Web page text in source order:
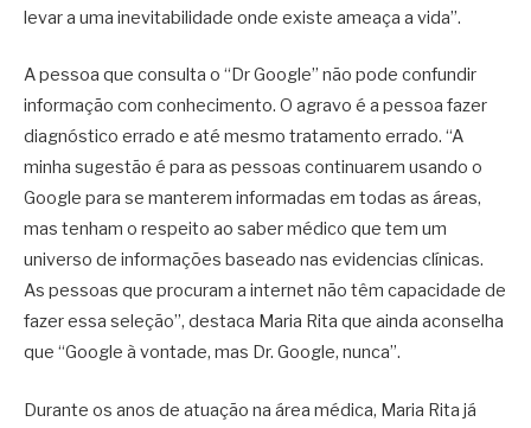
levar a uma inevitabilidade onde existe ameaça a vida”.
A pessoa que consulta o “Dr Google” não pode confundir
informação com conhecimento. O agravo é a pessoa fazer
diagnóstico errado e até mesmo tratamento errado. “A
minha sugestão é para as pessoas continuarem usando o
Google para se manterem informadas em todas as áreas,
mas tenham o respeito ao saber médico que tem um
universo de informações baseado nas evidencias clínicas.
As pessoas que procuram a internet não têm capacidade de
fazer essa seleção”, destaca Maria Rita que ainda aconselha
que “Google à vontade, mas Dr. Google, nunca”.
Durante os anos de atuação na área médica, Maria Rita já